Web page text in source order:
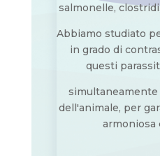
salmonelle,
Abbiamo studiato
in grado di
questi
dell'animale, per
armoniosa